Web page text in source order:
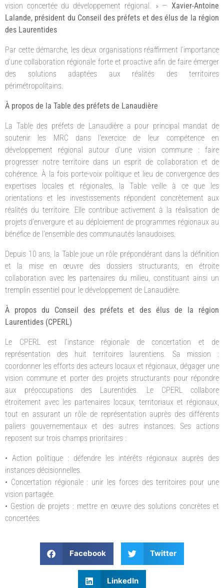
vision concertée du développement régional. » — Xavier-Antoine
Lalande, président du Conseil des préfets et des élus de la région
des Laurentides
Par cette démarche, les deux organisations réaffirment l’importance
d’une collaboration régionale forte et proactive afin de faire émerger
des solutions adaptées aux réalités des territoires
périmétropolitains.
À propos de la Table des préfets de Lanaudière
La Table des préfets de Lanaudière a pour principal mandat de
soutenir les MRC dans l’exercice de leur compétence en
développement régional autour d’une vision commune : faire
progresser notre territoire dans un esprit de collaboration et de
cohérence. À la fois porte-voix politique et lieu de convergence des
expertises locales et régionales, la Table veille à ce que les
orientations et les investissements répondent concrètement aux
réalités du territoire. Elle contribue activement à la réalisation de
projets d’envergure et au déploiement de programmes régionaux au
bénéfice de l’ensemble des communautés lanaudoises.
Depuis 10 ans, la Table joue un rôle prépondérant dans la définition
et la mise en œuvre des dossiers structurants, en étroite
collaboration avec les partenaires du milieu, constituant ainsi un
tremplin essentiel pour le développement de Lanaudière.
À propos du Conseil des préfets et des élus de la région
Laurentides (CPERL)
Le CPERL est l’instance régionale de concertation et de
représentation des huit territoires laurentiens. Sa mission :
coordonner les efforts des acteurs locaux et régionaux, dégager une
vision commune et porter des projets structurants pour répondre
aux préoccupations des Laurentides. Le CPERL collabore
étroitement avec les partenaires locaux, territoriaux et régionaux,
tout en assurant un rôle de représentation auprès des différents
paliers gouvernementaux et des autres instances. Ses actions
reposent sur trois champs prioritaires :
• Action politique : défendre les intérêts régionaux auprès des
instances décisionnelles.
• Concertation régionale : unir les forces des territoires pour une
vision partagée.
• Gestion de projets : mettre en œuvre des solutions concrètes et
concertées.
Facebook Twitter
LinkedIn